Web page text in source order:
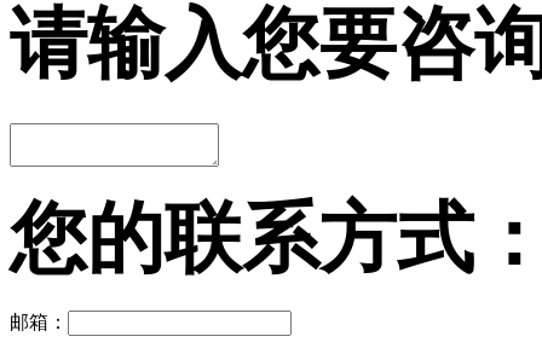
请输入您要咨
您的联系方式
邮箱：